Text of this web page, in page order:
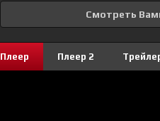
Смотреть
Плеер Плеер 2